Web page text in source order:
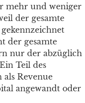
mehr und weniger
der gesamte
der gesamte
nur der abzüglich
Teil des
Revenue
angewandt oder